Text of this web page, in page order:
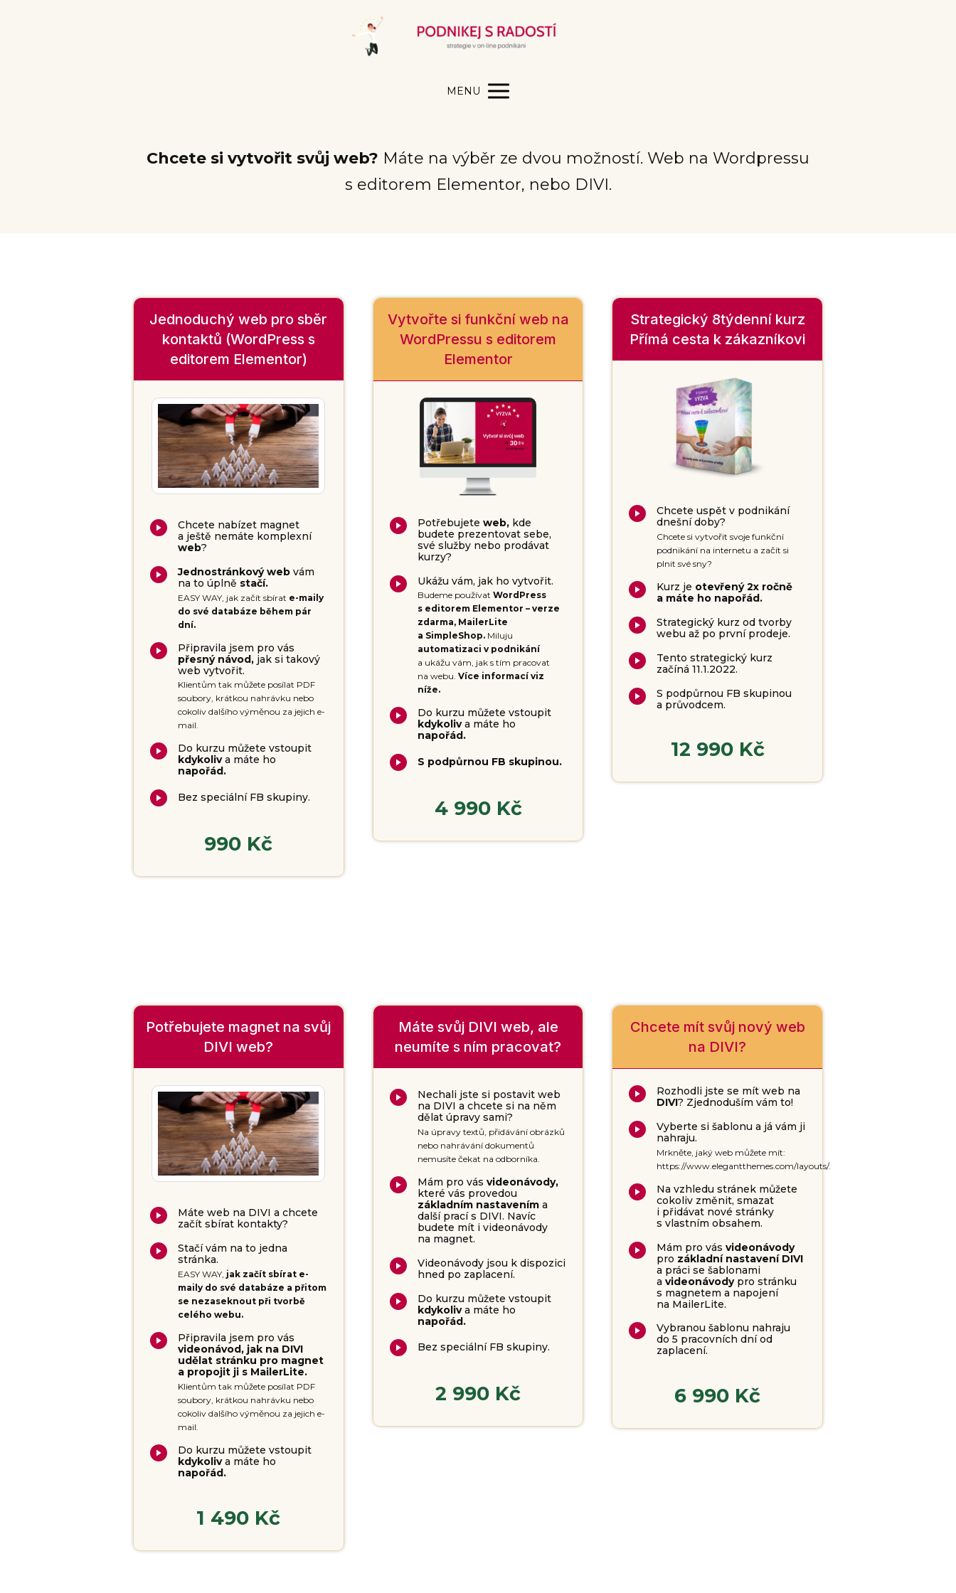
MENU
Chcete si vytvořit svůj web? Máte na výběr ze dvou možností. Web na Wordpressu
s editorem Elementor, nebo DIVI.
Jednoduchý web pro sběr
kontaktů (WordPress s
editorem Elementor)
Chcete nabízet magnet
a ještě nemáte komplexní
web?
Jednostránkový web vám
na to úplně stačí.
EASY WAY, jak začít sbírat e-maily
do své databáze během pár
dní.
Připravila jsem pro vás
přesný návod, jak si takový
web vytvořit.
Klientům tak můžete posílat PDF
soubory, krátkou nahrávku nebo
cokoliv dalšího výměnou za jejich e-
mail.
Do kurzu můžete vstoupit
kdykoliva máte ho
napořád.
Bez speciální FB skupiny.
990 Kč
Vytvořte si funkční web na
WordPressu s editorem
Elementor
Potřebujete web, kde
budete prezentovat sebe,
své služby nebo prodávat
kurzy?
Ukážu vám, jak ho vytvořit.
Budeme používat WordPress
s editorem Elementor – verze
zdarma, MailerLite
a SimpleShop. Miluju
automatizaci v podnikání
a ukážu vám, jak s tím pracovat
na webu. Více informací viz
níže.
Do kurzu můžete vstoupit
kdykoliva máte ho
napořád.
S podpůrnou FB skupinou.
4 990 Kč
Strategický 8týdenní kurz
Přímá cesta k zákazníkovi
Chcete uspět v podnikání
dnešní doby?
Chcete si vytvořit svoje funkční
podnikání na internetu a začít si
plnit své sny?
Kurz je otevřený 2x ročně
a máte ho napořád.
Strategický kurz od tvorby
webu až po první prodeje.
Tento strategický kurz
začíná 11.1.2022.
S podpůrnou FB skupinou
a průvodcem.
12 990 Kč
Potřebujete magnet na svůj
DIVI web?
Máte web na DIVI a chcete
začít sbírat kontakty?
Stačí vám na to jedna
stránka.
EASY WAY, jak začít sbírat e-
maily do své databáze a přitom
se nezaseknout při tvorbě
celého webu.
Připravila jsem pro vás
videonávod, jak na DIVI
udělat stránku pro magnet
a propojit ji s MailerLite.
Klientům tak můžete posílat PDF
soubory, krátkou nahrávku nebo
cokoliv dalšího výměnou za jejich e-
mail.
Do kurzu můžete vstoupit
kdykoliva máte ho
napořád.
1 490 Kč
Máte svůj DIVI web, ale
neumíte s ním pracovat?
Nechali jste si postavit web
na DIVI a chcete si na něm
dělat úpravy sami?
Na úpravy textů, přidávání obrázků
nebo nahrávání dokumentů
nemusíte čekat na odborníka.
Mám pro vás videonávody,
které vás provedou
základním nastavením a
další prací s DIVI. Navíc
budete mít i videonávody
na magnet.
Videonávody jsou k dispozici
hned po zaplacení.
Do kurzu můžete vstoupit
kdykoliva máte ho
napořád.
Bez speciální FB skupiny.
2 990 Kč
Chcete mít svůj nový web
na DIVI?
Rozhodli jste se mít web na
DIVI? Zjednoduším vám to!
Vyberte si šablonu a já vám ji
nahraju.
Mrkněte, jaký web můžete mít:
https://www.elegantthemes.com/layouts/.
Na vzhledu stránek můžete
cokoliv změnit, smazat
i přidávat nové stránky
s vlastním obsahem.
Mám pro vásvideonávody
pro základní nastavení DIVI
a práci se šablonami
avideonávodypro stránku
s magnetem a napojení
na MailerLite.
Vybranou šablonu nahraju
do 5 pracovních dní od
zaplacení.
6 990 Kč